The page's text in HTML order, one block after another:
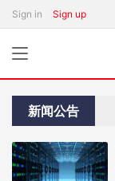
Sign in Sign up
新闻公告